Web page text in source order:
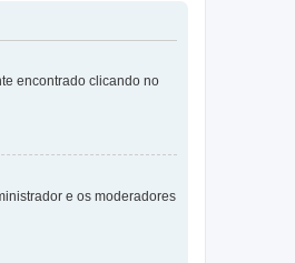
encontrado clicando no
e os moderadores